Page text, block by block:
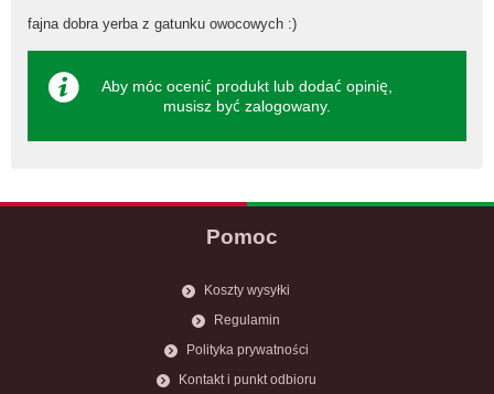
fajna dobra yerba z gatunku owocowych :)
Aby móc ocenić produkt lub dodać opinię,
musisz być zalogowany.
Pomoc
Koszty wysyłki
Regulamin
Polityka prywatności
Kontakt i punkt odbioru